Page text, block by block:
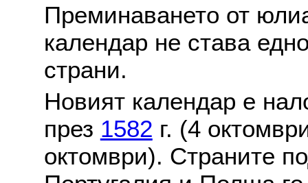
Преминаването от
календар не става
страни.
Новият календар е
през 1582 г. (4
октомври). Страните